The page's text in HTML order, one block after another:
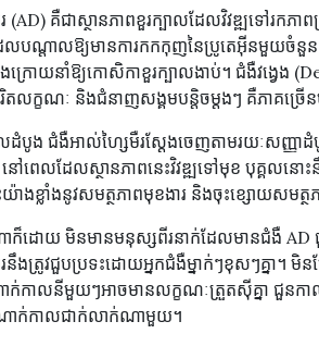
គឺជាស្ថានភាពខួរក្បាលដែលវិវឌ្ឍទៅរកភ
ែលបណ្តាលឱ្យមានការកកកុញនៃប្រូតេអ៊ីនមួយចំ
រោយនាំឱ្យកោសិកាខួរក្បាលងាប់។ ជំងឺវង្វេង
រិតលក្ខណៈ និងជំនាញសង្គមបន្តិចម្តងៗ គឺភាគច្រ
ង ជំងឺអាល់ហ្សៃមឺរស្ដែងចេញតាមរយៈសញ្ញាដំបូ
ៅពេលដែលស្ថានភាពនេះវិវឌ្ឍទៅមុខ បុគ្គលនោះ
ងខ្លាំងនូវសមត្ថភាពមុខងារ និងចុះខ្សោយសមត្ថភា
ក៏ដោយ មិនមានមនុស្សពីរនាក់ដែលមានជំងឺ AD
ងត្រូវជួបប្រទះដោយអ្នកជំងឺម្នាក់ៗខុសៗគ្នា។ មិនម
ាលនីមួយៗអាចមានលក្ខណៈត្រួតស៊ីគ្នា ជួនកាលវា
ាក់កាលជាក់លាក់ណាមួយ។